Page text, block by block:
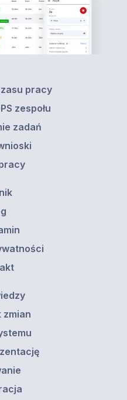
pracy
zespołu
zadań
zmian